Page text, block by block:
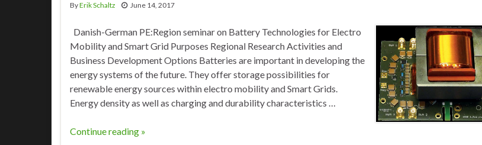
ByErik Schaltz June 14, 2017
Danish-German PE:Region seminar on Battery Technologies for Electro
Mobility and Smart Grid Purposes Regional Research Activities and
Business Development Options Batteries are important in developing the
energy systems of the future. They offer storage possibilities for
renewable energy sources within electro mobility and Smart Grids.
Energy density as well as charging and durability characteristics …
Continue reading »